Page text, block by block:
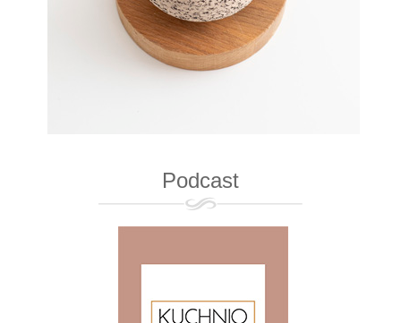
Podcast